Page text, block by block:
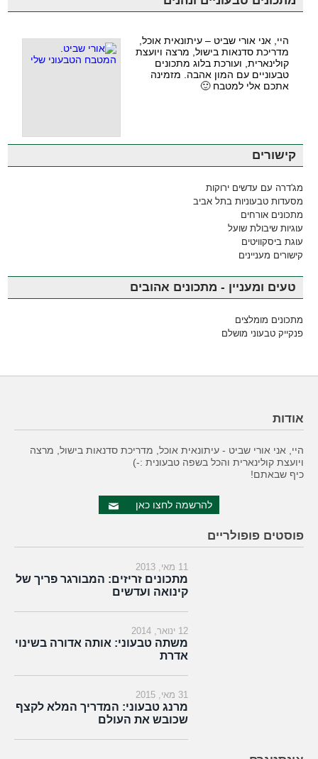
היי, אני אורי שביט – עיתונאית אוכל,
מדריכת סדנאות בישול, מרצה ויועצת
קולינארית, ועורכת בלוג מתכונים
טבעוניים עם המון אהבה. מזמינה
אתכם אלי למטבח 🙂
קישורים
מג'דרה עם עדשים ירוקות
מסעדות טבעוניות בתל אביב
מתכונים אורחים
עוגיות שיבולת שועל
עוגת ביסקוויטים
קישורים מעניינים
טעים ומעניין - מתכונים אהובים
מתכונים מומלצים
פנקייק טבעוני מושלם
אודות
היי, אני אורי שביט - עיתונאית אוכל, מדריכת סדנאות בישול, מרצה
ויועצת קולינארית והכל בשפה טבעונית :-)
כיף שבאתם!
להרשמה לחצו כאן
פוסטים פופולריים
11 מאי, 2013
מתכונים זריזים: המבורגר פריך של
קינואה ועדשים
12 ינואר, 2014
משתה טבעוני: אותה אדורה בשינוי
אדרת
31 מאי, 2015
מרנג טבעוני: המדריך המלא לקצף
שכובש את העולם